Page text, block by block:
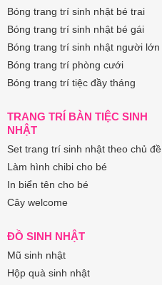
Bóng trang trí sinh nhật bé trai
Bóng trang trí sinh nhật bé gái
Bóng trang trí sinh nhật người lớn
Bóng trang trí phòng cưới
Bóng trang trí tiệc đầy tháng
TRANG TRÍ BÀN TIỆC SINH
NHẬT
Set trang trí sinh nhật theo chủ đề
Làm hình chibi cho bé
In biển tên cho bé
Cây welcome
ĐỒ SINH NHẬT
Mũ sinh nhật
Hộp quà sinh nhật